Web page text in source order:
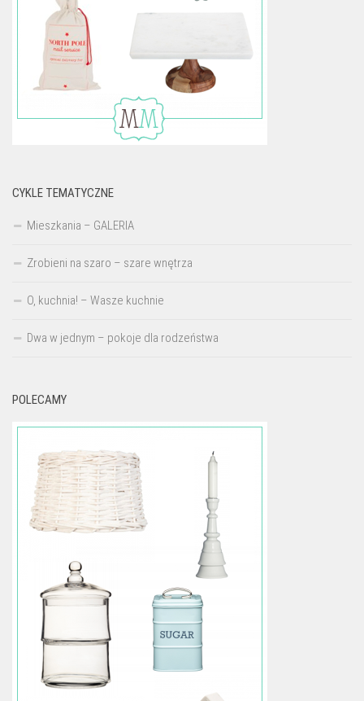
CYKLE TEMATYCZNE
Mieszkania – GALERIA
Zrobieni na szaro – szare wnętrza
O, kuchnia! – Wasze kuchnie
Dwa w jednym – pokoje dla rodzeństwa
POLECAMY